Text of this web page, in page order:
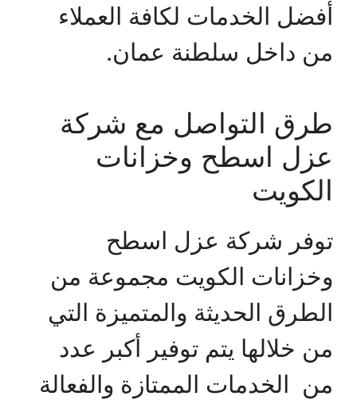
أفضل الخدمات لكافة العملاء
من داخل سلطنة عمان.
طرق التواصل مع شركة
عزل اسطح وخزانات
الكويت
توفر شركة عزل اسطح
وخزانات الكويت مجموعة من
الطرق الحديثة والمتميزة التي
من خلالها يتم توفير أكبر عدد
من الخدمات الممتازة والفعالة